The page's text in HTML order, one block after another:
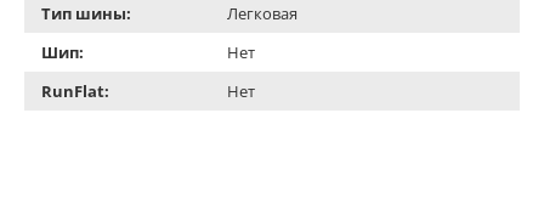
Тип шины:
Легковая
Шип:
Нет
RunFlat:
Нет